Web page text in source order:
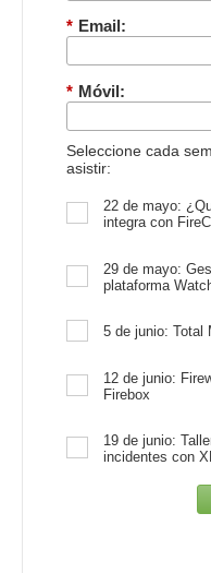
* Email:
* Móvil:
Seleccione cada
asistir:
22 de mayo:
integra con
29 de mayo:
plataforma
5 de junio: Total
12 de junio:
Firebox
19 de junio:
incidentes con